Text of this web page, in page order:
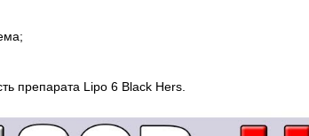
препарата Lipo 6 Black Hers.